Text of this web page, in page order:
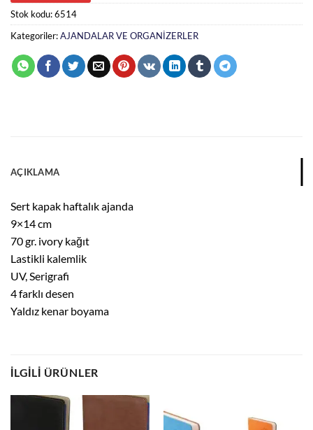
Stok kodu:6514
Kategoriler:AJANDALAR VE ORGANİZERLER
AÇIKLAMA
Sert kapak haftalık ajanda
9×14 cm
70 gr. ivory kağıt
Lastikli kalemlik
UV, Serigrafi
4 farklı desen
Yaldız kenar boyama
İLGILI ÜRÜNLER